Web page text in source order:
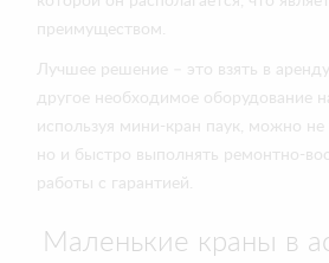
преимуществом.
Лучшее решение – это взять в
другое необходимое оборудование
используя мини-кран паук, можно не
но и быстро выполнять ремонтно-
работы с гарантией.
Маленькие краны в